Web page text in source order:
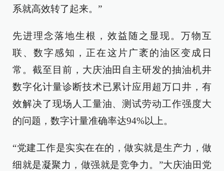
系就高效转了起来。”
先进理念落地生根，效益随之显现。万物互
联、数字感知，正在这片广袤的油区变成日
常。截至目前，大庆油田自主研发的抽油机井
数字化计量诊断技术已累计应用超万口井，有
效解决了现场人工量油、测试劳动工作强度大
的问题，数字计量准确率达94%以上。
“党建工作是实实在在的，做实就是生产力，做
细就是凝聚力，做强就是竞争力。”大庆油田党